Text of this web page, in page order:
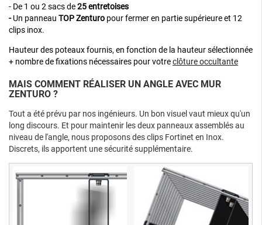
- De 1 ou 2 sacs de25 entretoises
-Un panneau TOP Zenturo pour fermer en partie supérieure et 12
clips inox.
Hauteur des poteaux fournis, en fonction de la hauteur sélectionnée
+ nombre de fixations nécessaires pour votreclôture occultante
MAIS COMMENT RÉALISER UN ANGLE AVEC MUR
ZENTURO ?
Tout a été prévu par nos ingénieurs. Un bon visuel vaut mieux qu'un
long discours. Et pour maintenir les deux panneaux assemblés au
niveau de l'angle, nous proposons des clips Fortinet en Inox.
Discrets, ils apportent une sécurité supplémentaire.